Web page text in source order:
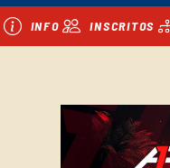
INFO INSCRITOS